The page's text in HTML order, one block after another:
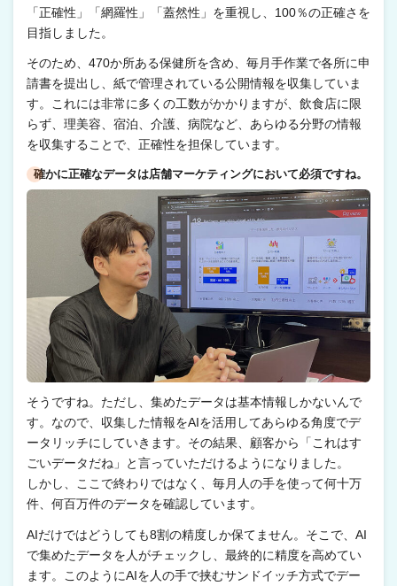
「正確性」「網羅性」「蓋然性」を重視し、100％の正確さを
目指しました。
そのため、470か所ある保健所を含め、毎月手作業で各所に申
請書を提出し、紙で管理されている公開情報を収集していま
す。これには非常に多くの工数がかかりますが、飲食店に限
らず、理美容、宿泊、介護、病院など、あらゆる分野の情報
を収集することで、正確性を担保しています。
確かに正確なデータは店舗マーケティングにおいて必須ですね。
そうですね。ただし、集めたデータは基本情報しかないんで
す。なので、収集した情報をAIを活用してあらゆる角度でデ
ータリッチにしていきます。その結果、顧客から「これはす
ごいデータだね」と言っていただけるようになりました。
しかし、ここで終わりではなく、毎月人の手を使って何十万
件、何百万件のデータを確認しています。
AIだけではどうしても8割の精度しか保てません。そこで、AI
で集めたデータを人がチェックし、最終的に精度を高めてい
ます。このようにAIを人の手で挟むサンドイッチ方式でデー